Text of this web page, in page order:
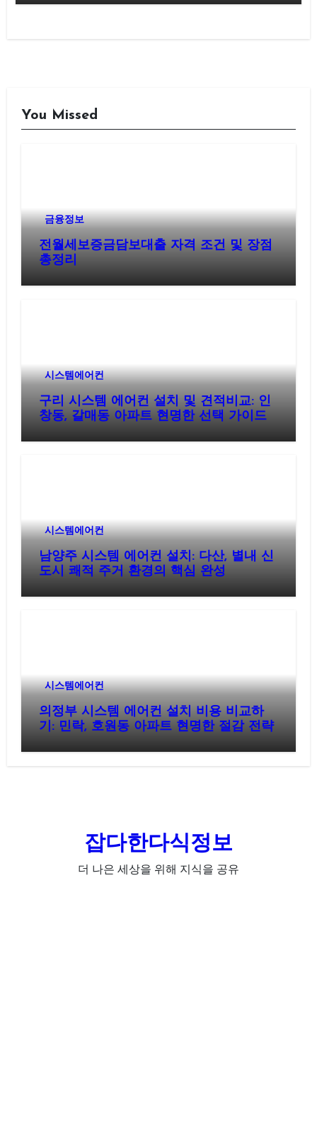
You Missed
금융정보
전월세보증금담보대출 자격 조건 및 장점
총정리
시스템에어컨
구리 시스템 에어컨 설치 및 견적비교: 인
창동, 갈매동 아파트 현명한 선택 가이드
시스템에어컨
남양주 시스템 에어컨 설치: 다산, 별내 신
도시 쾌적 주거 환경의 핵심 완성
시스템에어컨
의정부 시스템 에어컨 설치 비용 비교하
기: 민락, 호원동 아파트 현명한 절감 전략
잡다한다식정보
더 나은 세상을 위해 지식을 공유